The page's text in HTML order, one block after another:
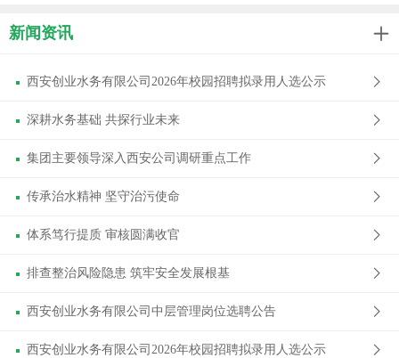
新闻资讯 
西安创业水务有限公司2026年校园招聘拟录用人选公示
深耕水务基础 共探行业未来
集团主要领导深入西安公司调研重点工作
传承治水精神 坚守治污使命
体系笃行提质 审核圆满收官
排查整治风险隐患 筑牢安全发展根基
西安创业水务有限公司中层管理岗位选聘公告
西安创业水务有限公司2026年校园招聘拟录用人选公示